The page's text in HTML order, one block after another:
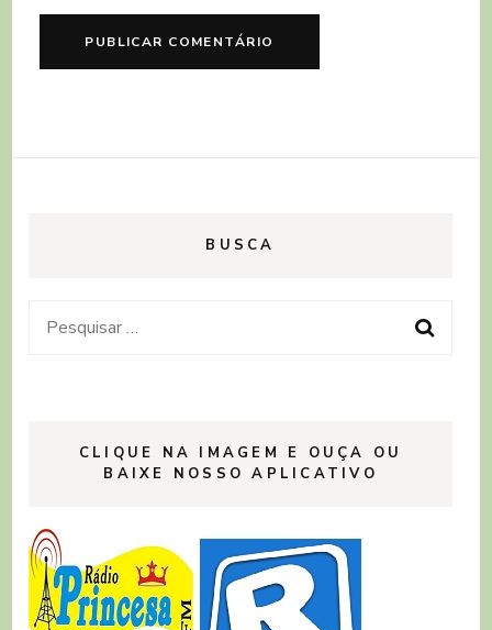
BUSCA
Pesquisar
CLIQUE NA IMAGEM E OUÇA OU
BAIXE NOSSO APLICATIVO